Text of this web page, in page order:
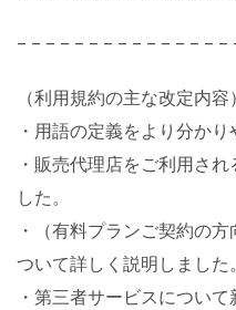
– – – – – – – – – – – – – –
（利用規約の主な改定内容）
・用語の定義をより分かり
・販売代理店をご利用さ
した。
・（有料プランご契約の
ついて詳しく説明しました。
・第三者サービスについ